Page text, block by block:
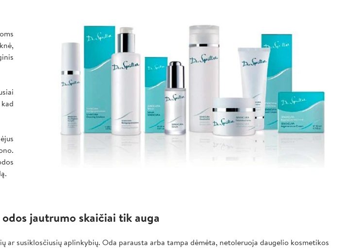
jautrumo skaičiai tik auga
susiklosčiusių aplinkybių. Oda parausta arba tampa dėmėta, netoleruoja daugelio kosmetikos